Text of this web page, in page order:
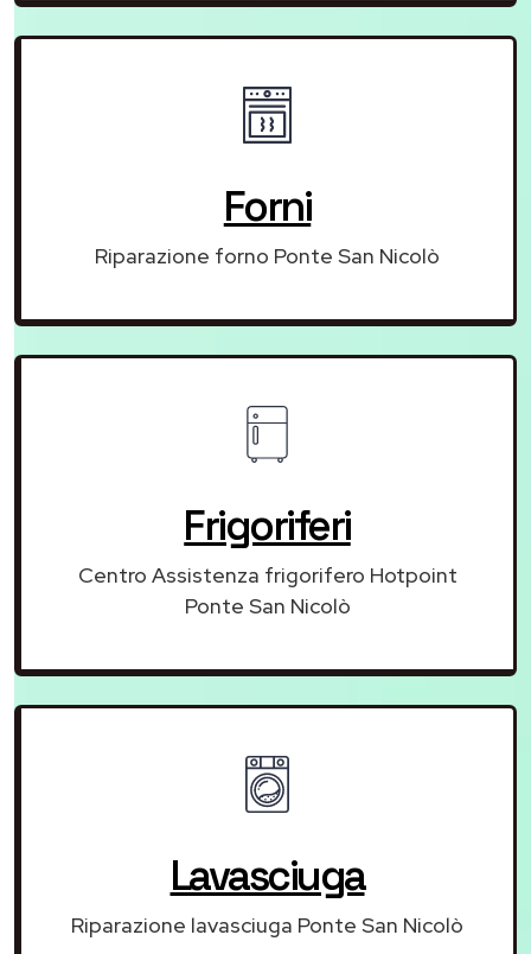
Forni
Riparazione forno Ponte San Nicolò
Frigoriferi
Centro Assistenza frigorifero Hotpoint
Ponte San Nicolò
Lavasciuga
Riparazione lavasciuga Ponte San Nicolò